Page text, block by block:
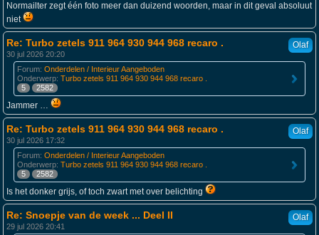
Normailter zegt één foto meer dan duizend woorden, maar in dit geval absoluut
niet
Olaf
Re: Turbo zetels 911 964 930 944 968 recaro .
30 jul 2026 20:20
Forum: Onderdelen / Interieur Aangeboden
Onderwerp: Turbo zetels 911 964 930 944 968 recaro .
5
2582
Jammer …
Olaf
Re: Turbo zetels 911 964 930 944 968 recaro .
30 jul 2026 17:32
Forum: Onderdelen / Interieur Aangeboden
Onderwerp: Turbo zetels 911 964 930 944 968 recaro .
5
2582
Is het donker grijs, of toch zwart met over belichting
Olaf
Re: Snoepje van de week ... Deel II
29 jul 2026 20:41